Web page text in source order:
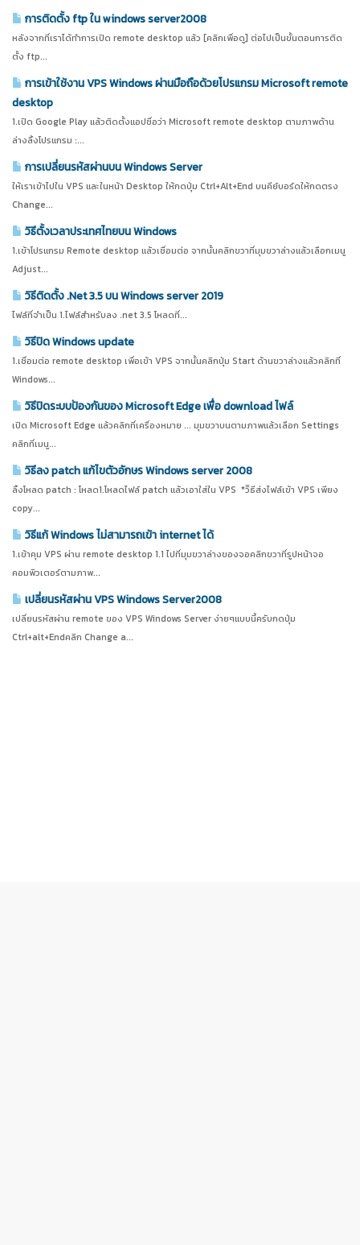
การติดตั้ง ftp ใน windows server2008
หลังจากที่เราได้ทำการเปิด remote desktop แล้ว [คลิกเพื่อดู] ต่อไปเป็นขั้นตอนการติด
ตั้ง ftp...
การเข้าใช้งาน VPS Windows ผ่านมือถือด้วยโปรแกรม Microsoft remote
desktop
1.เปิด Google Play แล้วติดตั้งแอปชื่อว่า Microsoft remote desktop ตามภาพด้าน
ล่างลิ้งโปรแกรม :...
การเปลี่ยนรหัสผ่านบน Windows Server
ให้เราเข้าไปใน VPS และในหน้า Desktop ให้กดปุ่ม Ctrl+Alt+End บนคีย์บอร์ดให้กดตรง
Change...
วิธีตั้งเวลาประเทศไทยบน Windows
1.เข้าโปรแกรม Remote desktop แล้วเชื่อมต่อ จากนั้นคลิกขวาที่มุมขวาล่างแล้วเลือกเมนู
Adjust...
วิธีติดตั้ง .Net 3.5 บน Windows server 2019
ไฟล์ที่จำเป็น 1.ไฟล์สำหรับลง .net 3.5 โหลดที่...
วิธีปิด Windows update
1.เชื่อมต่อ remote desktop เพื่อเข้า VPS จากนั้นคลิกปุ่ม Start ด้านขวาล่างแล้วคลิกที่
Windows...
วิธีปิดระบบป้องกันของ Microsoft Edge เพื่อ download ไฟล์
เปิด Microsoft Edge แล้วคลิกที่เครื่องหมาย ... มุมขวาบนตามภาพแล้วเลือก Settings
คลิกที่เมนู...
วิธีลง patch แก้ไขตัวอักษร Windows server 2008
ลิ้งโหลด patch : โหลด1.โหลดไฟล์ patch แล้วเอาใส่ใน VPS *วิิธีส่งไฟล์เข้า VPS เพียง
copy...
วิธีแก้ Windows ไม่สามารถเข้า internet ได้
1.เข้าคุม VPS ผ่าน remote desktop 1.1 ไปที่มุมขวาล่างของจอคลิกขวาที่รูปหน้าจอ
คอมพิวเตอร์ตามภาพ...
เปลี่ยนรหัสผ่าน VPS Windows Server2008
เปลี่ยนรหัสผ่าน remote ของ VPS Windows Server ง่ายๆแบบนี้ครับกดปุ่ม
Ctrl+alt+Endคลิก Change a...